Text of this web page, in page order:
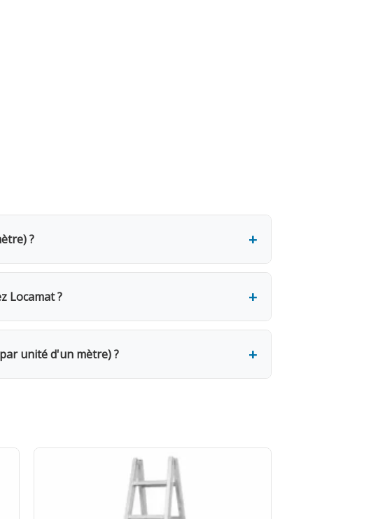
?
par jour (3.31€ HTVA). Une caution de 20€
seuls 4 jours sont facturés. Pour un mois, 12
Locamat ?
Le retrait se fait sur place le jour
dans les autres. Fixez la goulotte à la fenêtre
unité d'un mètre) ?